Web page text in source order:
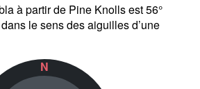
à partir de Pine Knolls est 56°
le sens des aiguilles d’une
N